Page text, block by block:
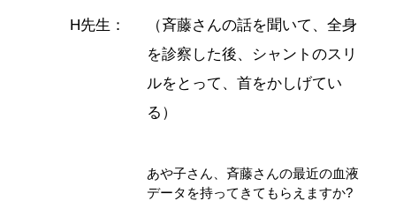
H先生：
（斉藤さんの話を聞いて、全身
を診察した後、シャントのスリ
ルをとって、首をかしげてい
る）
あや子さん、斉藤さんの最近の血液
データを持ってきてもらえますか?